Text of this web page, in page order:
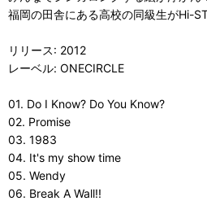
福岡の田舎にある高校の同級生がHi-
リリース: 2012
レーベル: ONECIRCLE
01. Do I Know? Do You Know?
02. Promise
03. 1983
04. It's my show time
05. Wendy
06. Break A Wall!!